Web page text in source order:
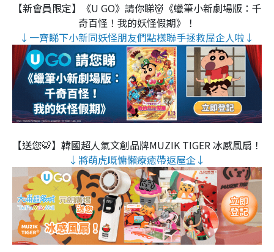
【新會員限定】《U GO》請你睇👹《蠟筆小新劇場版：千
奇百怪！我的妖怪假期》！
↓一齊睇下小新同妖怪朋友們點樣聯手拯救屋企人啦↓
【送您🐯】韓國超人氣文創品牌MUZIK TIGER 冰感風扇！
↓將萌虎嘅慵懶療癒帶返屋企↓